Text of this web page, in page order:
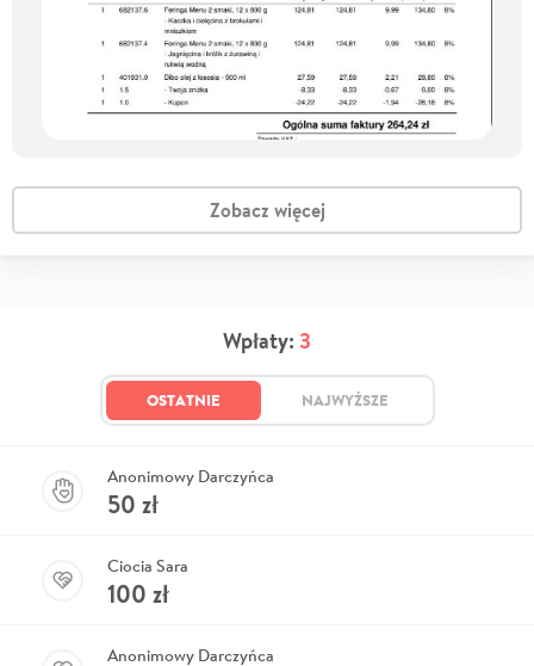
Zobacz więcej
Wpłaty: 3
OSTATNIE NAJWYŻSZE
Anonimowy Darczyńca
50 zł
Ciocia Sara
100 zł
Anonimowy Darczyńca